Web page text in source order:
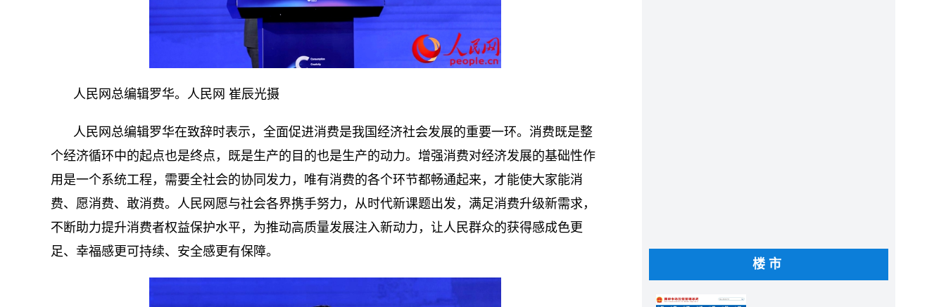
人民网总编辑罗华。人民网 崔辰光摄
人民网总编辑罗华在致辞时表示，全面促进消费是我国经济社会发展的重要一环。消费既是整
个经济循环中的起点也是终点，既是生产的目的也是生产的动力。增强消费对经济发展的基础性作
用是一个系统工程，需要全社会的协同发力，唯有消费的各个环节都畅通起来，才能使大家能消
费、愿消费、敢消费。人民网愿与社会各界携手努力，从时代新课题出发，满足消费升级新需求，
不断助力提升消费者权益保护水平，为推动高质量发展注入新动力，让人民群众的获得感成色更
足、幸福感更可持续、安全感更有保障。
楼市